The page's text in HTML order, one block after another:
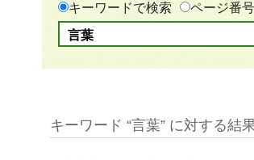
キーワードで検索
ページ番
キーワード “言葉” に対する結